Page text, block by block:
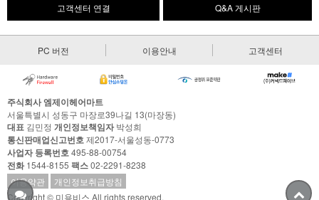
고객센터 연결 Q&A 게시판
PC 버전 이용안내 고객센터
주식회사 엠제이헤어마트
서울특별시 성동구 마장로39나길 13(마장동)
대표 김민정 개인정보책임자박성희
통신판매업신고번호제2017-서울성동-0773
사업자 등록번호495-88-00754
전화1544-8155 팩스02-2291-8238
이용약관
개인정보취급방침
Copyright © 미용비스 All rights reserved.